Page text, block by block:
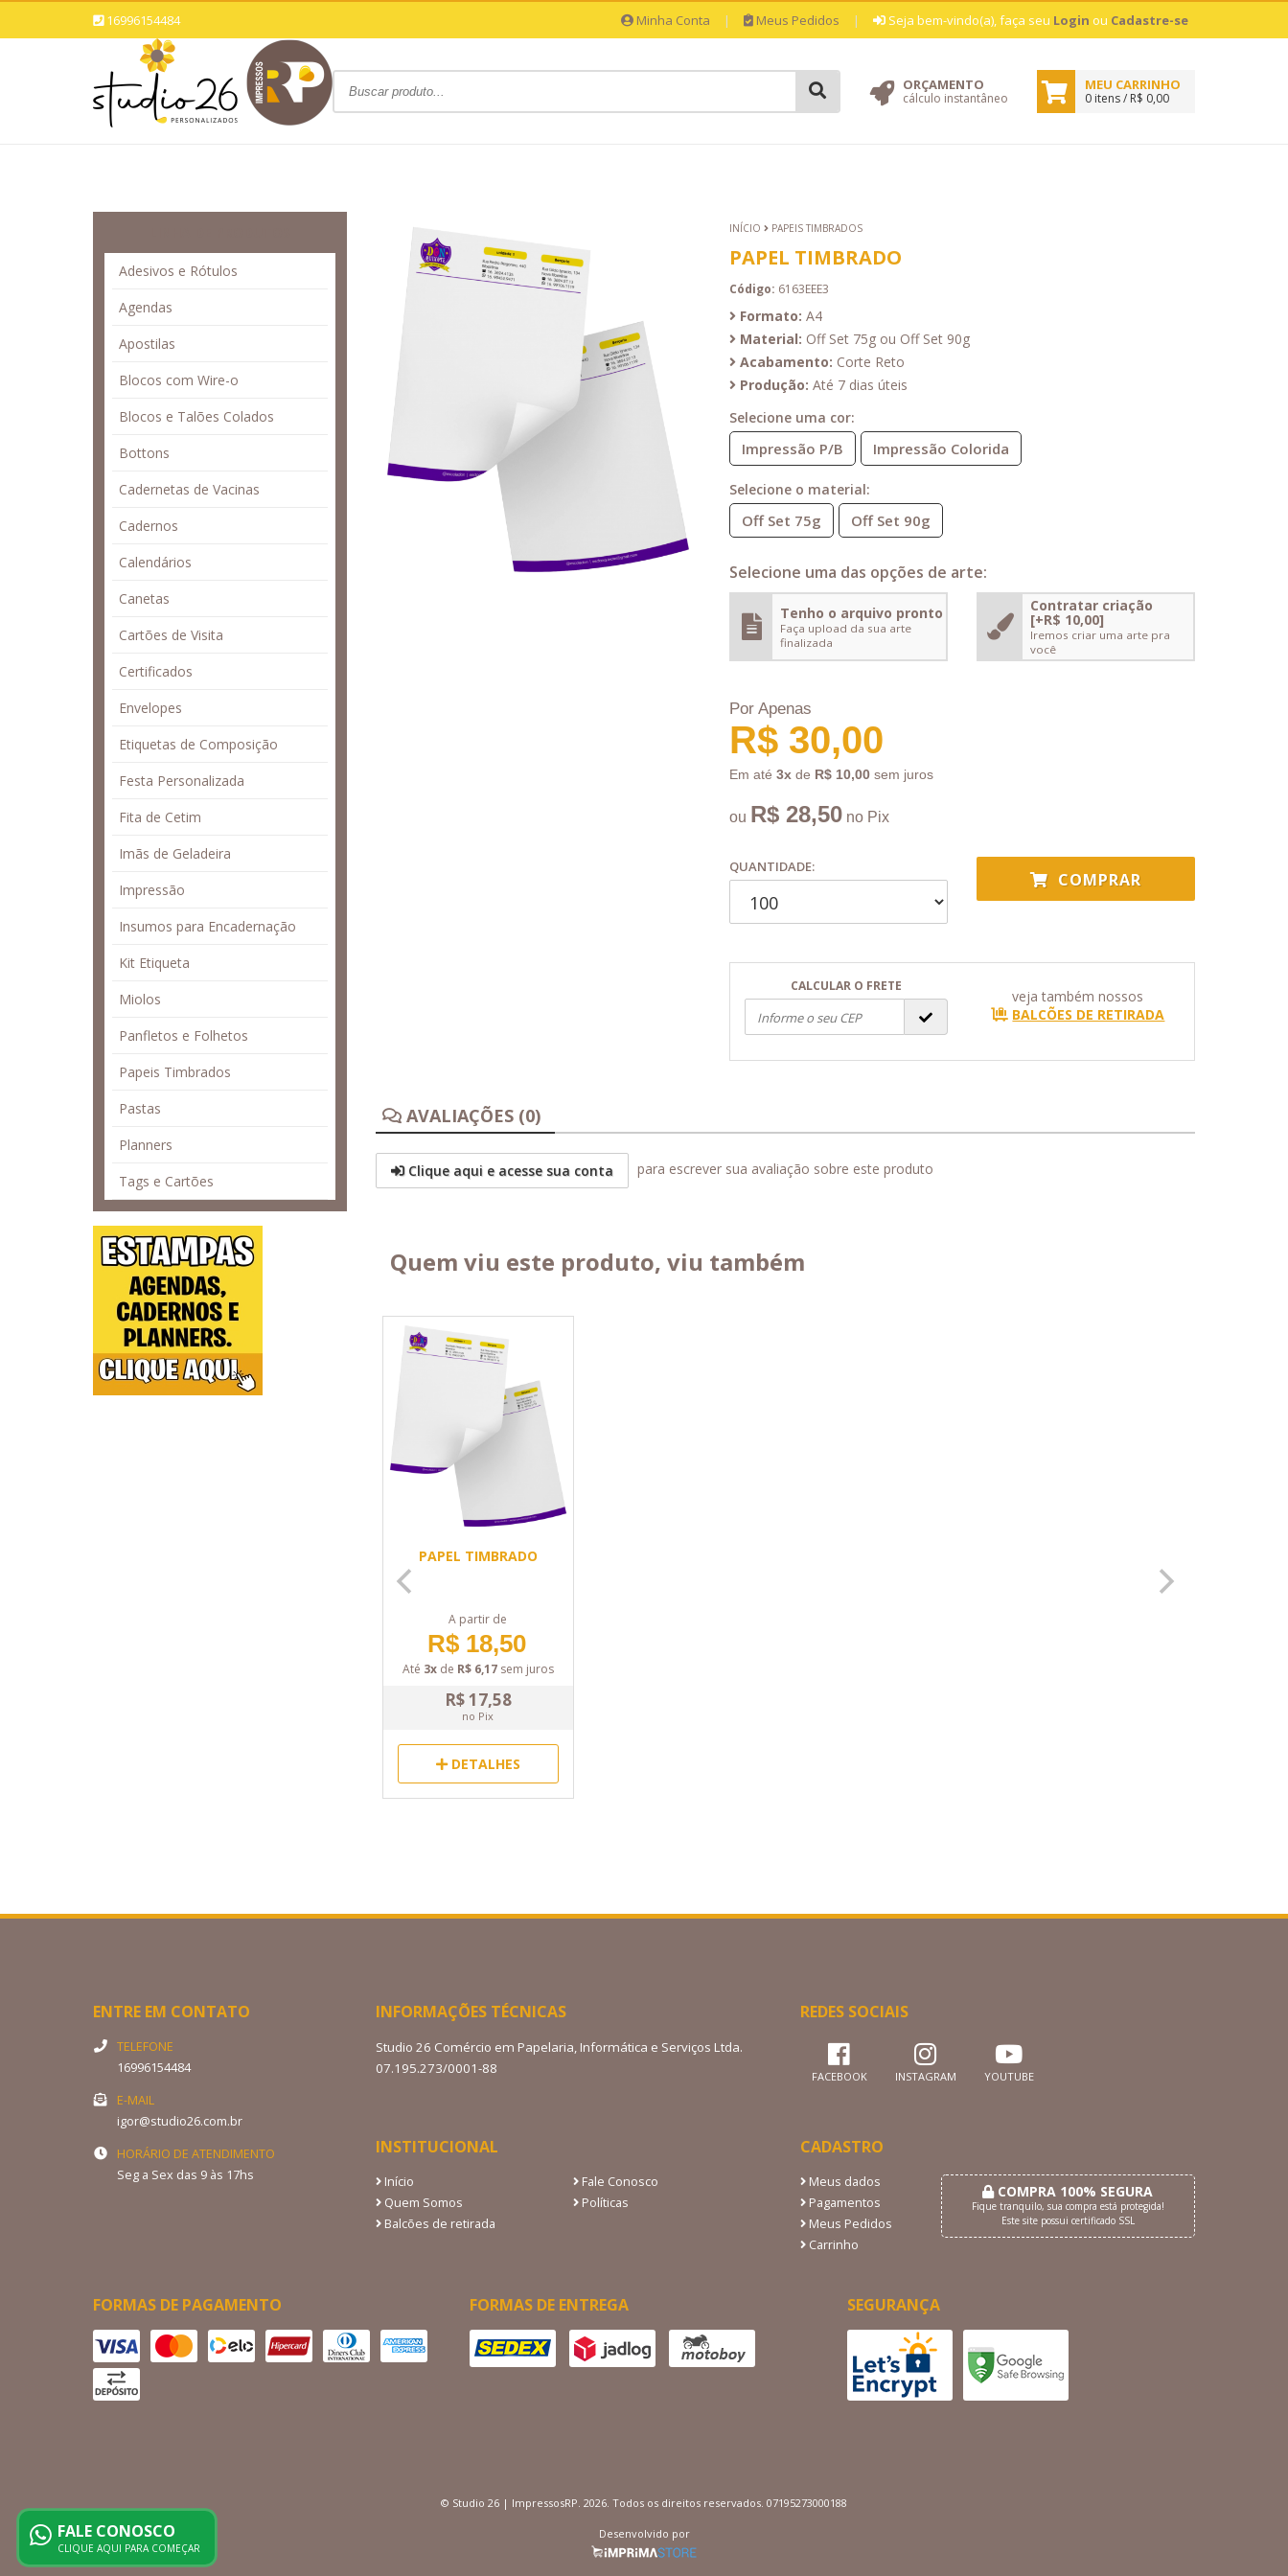
16996154484 Minha Conta | Meus Pedidos | Seja bem-vindo(a), faça seu Login ou Cadastre-se
ORÇAMENTO
cálculo instantâneo
MEU CARRINHO
0 itens / R$ 0,00
Adesivos e Rótulos
Agendas
Apostilas
Blocos com Wire-o
Blocos e Talões Colados
Bottons
Cadernetas de Vacinas
Cadernos
Calendários
Canetas
Cartões de Visita
Certificados
Envelopes
Etiquetas de Composição
Festa Personalizada
Fita de Cetim
Imãs de Geladeira
Impressão
Insumos para Encadernação
Kit Etiqueta
Miolos
Panfletos e Folhetos
Papeis Timbrados
Pastas
Planners
Tags e Cartões
INÍCIO PAPEIS TIMBRADOS
PAPEL TIMBRADO
Código: 6163EEE3
Formato: A4
Material: Off Set 75g ou Off Set 90g
Acabamento: Corte Reto
Produção: Até 7 dias úteis
Selecione uma cor:
Impressão P/B Impressão Colorida
Selecione o material:
Off Set 75g Off Set 90g
Selecione uma das opções de arte:
Tenho o arquivo pronto
Faça upload da sua arte
finalizada
Contratar criação
[+R$ 10,00]
Iremos criar uma arte pra
você
Por Apenas
R$ 30,00
Em até 3xde R$ 10,00sem juros
ou R$ 28,50 no Pix
QUANTIDADE:
COMPRAR
CALCULAR O FRETE
veja também nossos
BALCÕES DE RETIRADA
AVALIAÇÕES (0)
Clique aqui e acesse sua conta para escrever sua avaliação sobre este produto
Quem viu este produto, viu também
PAPEL TIMBRADO
A partir de
R$ 18,50
Até 3xde R$ 6,17sem juros
R$ 17,58
no Pix
DETALHES
ENTRE EM CONTATO
TELEFONE
16996154484
E-MAIL
igor@studio26.com.br
HORÁRIO DE ATENDIMENTO
Seg a Sex das 9 às 17hs
INFORMAÇÕES TÉCNICAS
Studio 26 Comércio em Papelaria, Informática e Serviços Ltda.
07.195.273/0001-88
REDES SOCIAIS
FACEBOOK INSTAGRAM YOUTUBE
INSTITUCIONAL
Início
Fale Conosco
Quem Somos
Políticas
Balcões de retirada
CADASTRO
Meus dados
Pagamentos
Meus Pedidos
Carrinho
COMPRA 100% SEGURA
Fique tranquilo, sua compra está protegida!
Este site possui certificado SSL
FORMAS DE PAGAMENTO FORMAS DE ENTREGA SEGURANÇA
© Studio 26 | ImpressosRP. 2026. Todos os direitos reservados. 07195273000188
Desenvolvido por
FALE CONOSCO
CLIQUE AQUI PARA COMEÇAR